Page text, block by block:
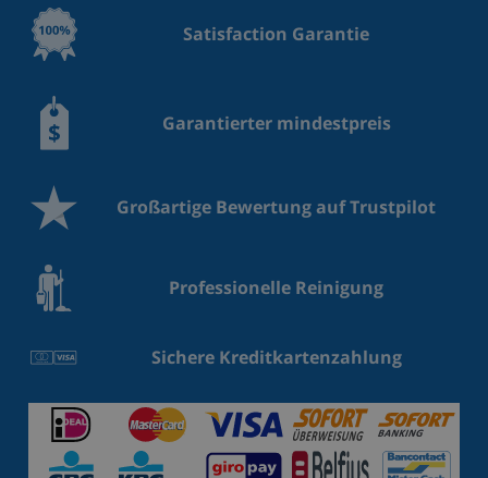
Satisfaction Garantie
Garantierter mindestpreis
Großartige Bewertung auf Trustpilot
Professionelle Reinigung
Sichere Kreditkartenzahlung